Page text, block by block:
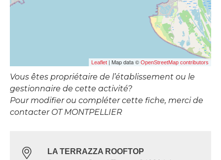
Leaflet | Map data © OpenStreetMap contributors
Vous êtes propriétaire de l’établissement ou le
gestionnaire de cette activité?
Pour modifier ou compléter cette fiche, merci de
contacter OT MONTPELLIER
LA TERRAZZA ROOFTOP